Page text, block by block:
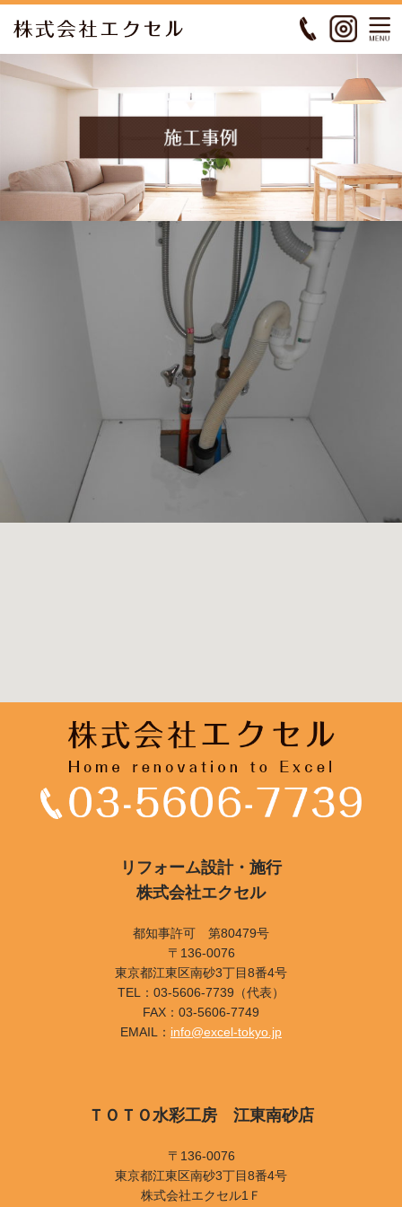
リフォーム設計・施行
株式会社エクセル
都知事許可 第80479号
〒136-0076
東京都江東区南砂3丁目8番4号
TEL：03-5606-7739（代表）
FAX：03-5606-7749
EMAIL： info@excel-tokyo.jp
ＴＯＴＯ水彩工房 江東南砂店
〒136-0076
東京都江東区南砂3丁目8番4号
株式会社エクセル1Ｆ